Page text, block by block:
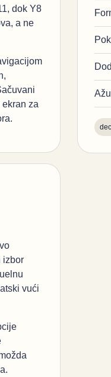
dok Y8
a ne
za
izbor
vući